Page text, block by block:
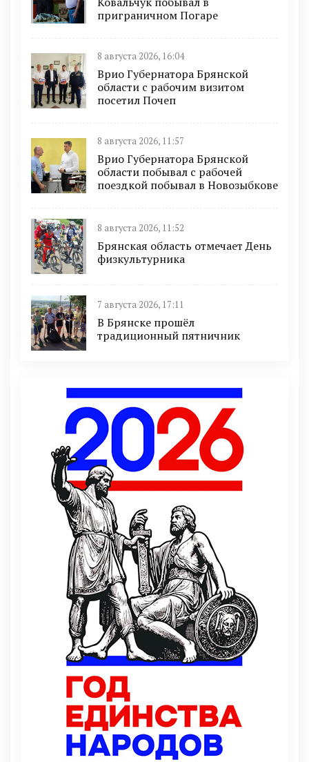
приграничном Погаре
8 августа 2026, 16:04
Врио Губернатора Брянской
области с рабочим визитом
посетил Почеп
8 августа 2026, 11:57
Врио Губернатора Брянской
области побывал с рабочей
поездкой побывал в Новозыбкове
8 августа 2026, 11:52
Брянская область отмечает День
физкультурника
7 августа 2026, 17:11
В Брянске прошёл
традиционный пятничник